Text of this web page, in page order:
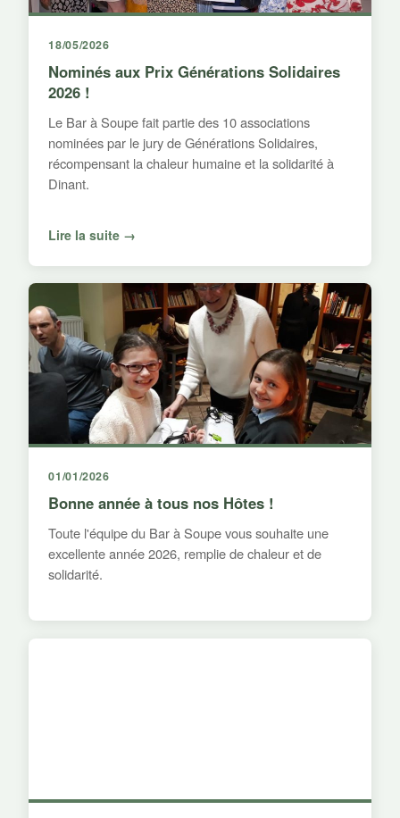
18/05/2026
Nominés aux Prix Générations Solidaires
2026 !
Le Bar à Soupe fait partie des 10 associations
nominées par le jury de Générations Solidaires,
récompensant la chaleur humaine et la solidarité à
Dinant.
Lire la suite →
01/01/2026
Bonne année à tous nos Hôtes !
Toute l'équipe du Bar à Soupe vous souhaite une
excellente année 2026, remplie de chaleur et de
solidarité.